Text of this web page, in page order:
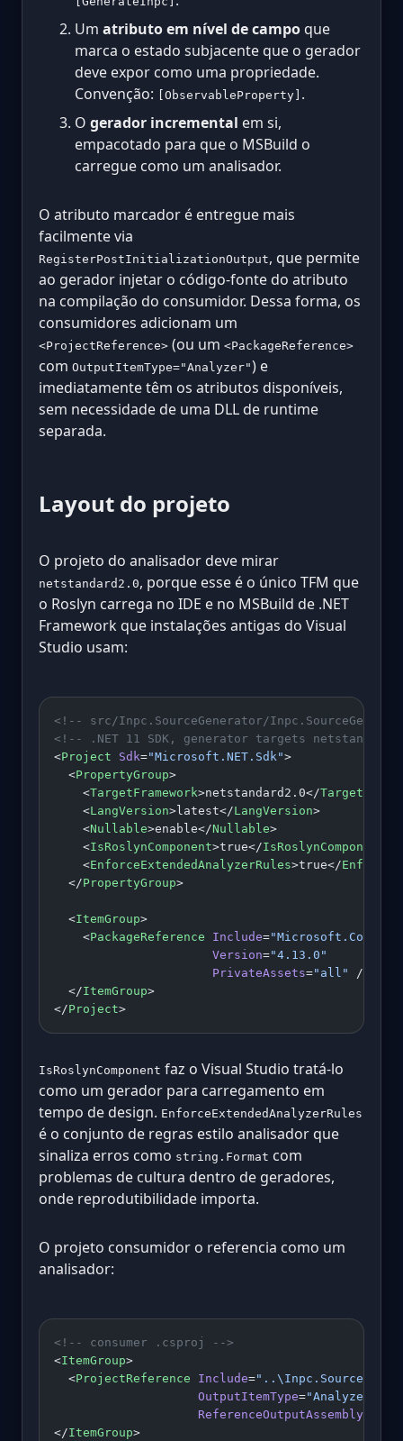
Um atributo em nível de campo que
marca o estado subjacente que o gerador
deve expor como uma propriedade.
Convenção: [ObservableProperty] .
O gerador incremental em si,
empacotado para que o MSBuild o
carregue como um analisador.
O atributo marcador é entregue mais
facilmente via
RegisterPostInitializationOutput, que permite
ao gerador injetar o código-fonte do atributo
na compilação do consumidor. Dessa forma, os
consumidores adicionam um
<ProjectReference> (ou um <PackageReference>
com OutputItemType="Analyzer") e
imediatamente têm os atributos disponíveis,
sem necessidade de uma DLL de runtime
separada.
Layout do projeto
O projeto do analisador deve mirar
netstandard2.0, porque esse é o único TFM que
o Roslyn carrega no IDE e no MSBuild de .NET
Framework que instalações antigas do Visual
Studio usam:
<!-- src/Inpc.SourceGenerator/
<!-- .NET 11 SDK, generator targets
<Project Sdk="Microsoft.NET.Sdk">
  <
PropertyGroup>
    <
TargetFramework>netstandard2.0</
    <
LangVersion>latest</LangVersion>
    <
Nullable>enable</Nullable>
    <
IsRoslynComponent>true</IsRoslynComponent
    <
EnforceExtendedAnalyzerRules>true</
  </
PropertyGroup>
  <
ItemGroup>
    <
PackageReference Include=
                      Version
="4.13.0"
                      PrivateAssets
="all"
/>
  </
ItemGroup>
</Project>
IsRoslynComponent faz o Visual Studio tratá-lo
como um gerador para carregamento em
tempo de design. EnforceExtendedAnalyzerRules
é o conjunto de regras estilo analisador que
sinaliza erros como string.Format com
problemas de cultura dentro de geradores,
onde reprodutibilidade importa.
O projeto consumidor o referencia como um
analisador:
<!-- consumer .csproj -->
<ItemGroup>
  <
ProjectReference Include=
                    OutputItemType
="Analyzer"
                    ReferenceOutputAssembly
</ItemGroup>